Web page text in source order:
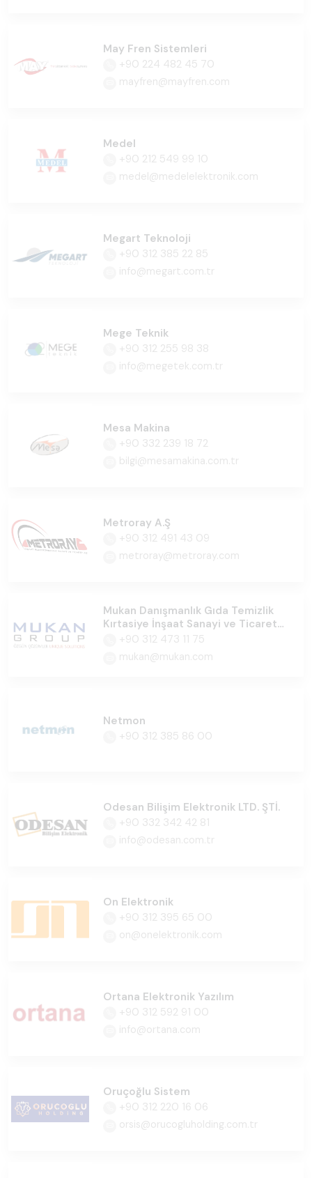
May Fren Sistemleri
+90 224 482 45 70
mayfren@mayfren.com
Medel
+90 212 549 99 10
medel@medelelektronik.com
Megart Teknoloji
+90 312 385 22 85
info@megart.com.tr
Mege Teknik
+90 312 255 98 38
info@megetek.com.tr
Mesa Makina
+90 332 239 18 72
bilgi@mesamakina.com.tr
Metroray A.Ş
+90 312 491 43 09
metroray@metroray.com
Mukan Danışmanlık Gıda Temizlik
Kırtasiye İnşaat Sanayi ve Ticaret
Ltd.Şti
+90 312 473 11 75
mukan@mukan.com
Netmon
+90 312 385 86 00
Odesan Bilişim Elektronik LTD. ŞTİ.
+90 332 342 42 81
info@odesan.com.tr
On Elektronik
+90 312 395 65 00
on@onelektronik.com
Ortana Elektronik Yazılım
+90 312 592 91 00
info@ortana.com
Oruçoğlu Sistem
+90 312 220 16 06
orsis@orucogluholding.com.tr